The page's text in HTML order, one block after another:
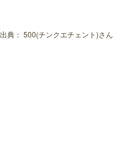
出典： 500(チンクエチェント)さん